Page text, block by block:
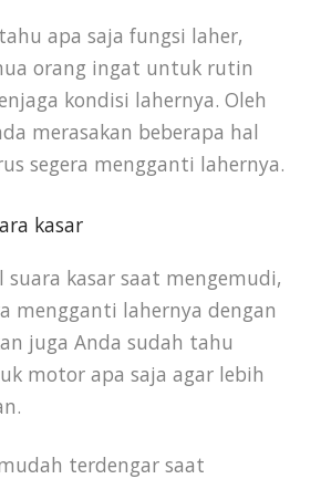
apa saja fungsi laher,
orang ingat untuk rutin
kondisi lahernya. Oleh
merasakan beberapa hal
segera mengganti lahernya.
kasar
kasar saat mengemudi,
mengganti lahernya dengan
juga Anda sudah tahu
motor apa saja agar lebih
terdengar saat